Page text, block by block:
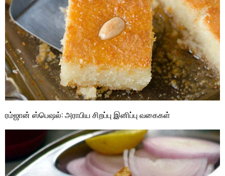
ரம்ஜான் ஸ்பெஷல்: அராபிய சிறப்பு இனிப்பு வகைகள்